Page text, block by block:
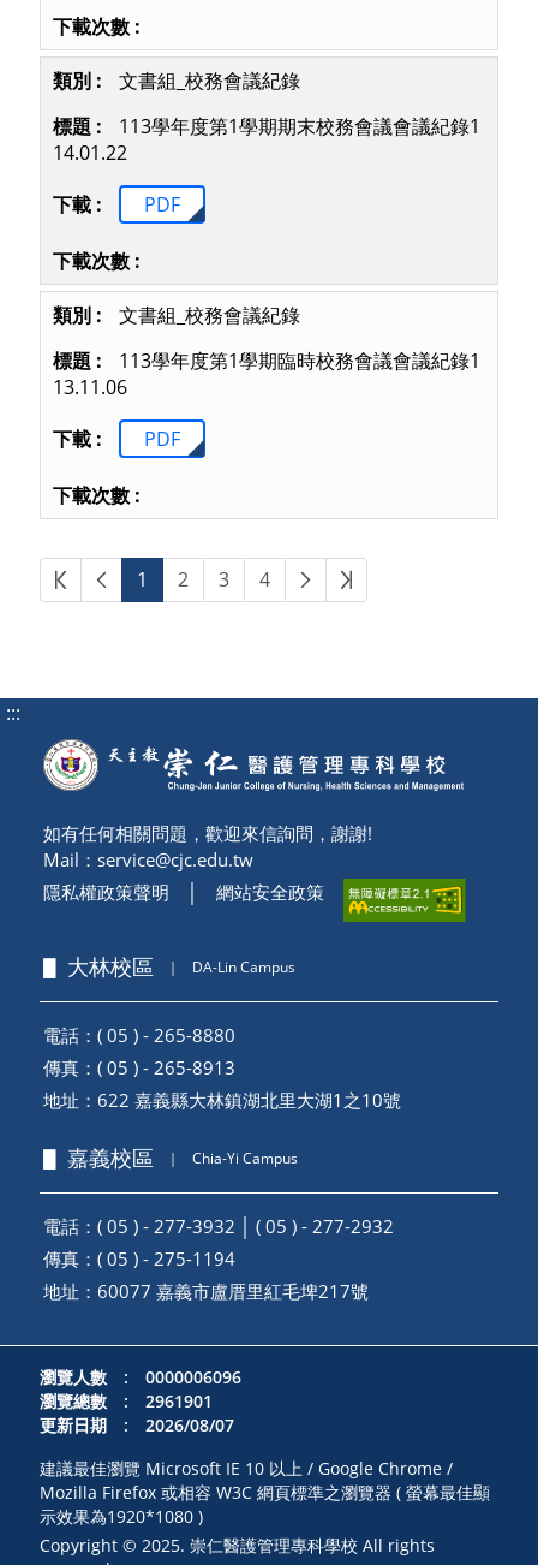
文書組_校務會議紀錄
113學年度第1學期期末校務會議會議紀錄1
14.01.22
PDF
文書組_校務會議紀錄
113學年度第1學期臨時校務會議會議紀錄1
13.11.06
PDF
第一頁上一頁
1 2 3 4 下一頁最後頁
:::
如有任何相關問題，歡迎來信詢問，謝謝!
Mail： service@cjc.edu.tw
隱私權政策聲明
網站安全政策
▋ 大林校區 ｜ DA-Lin Campus
電話：( 05 ) - 265-8880
傳真：( 05 ) - 265-8913
地址： 622 嘉義縣大林鎮湖北里大湖1之10號
▋ 嘉義校區 ｜ Chia-Yi Campus
電話：( 05 ) - 277-3932 │ ( 05 ) - 277-2932
傳真：( 05 ) - 275-1194
地址： 60077 嘉義市盧厝里紅毛埤217號
瀏覽人數 : 0000006096
瀏覽總數 : 2961901
更新日期 : 2026/08/07
建議最佳瀏覽 Microsoft IE 10 以上 / Google Chrome /
Mozilla Firefox 或相容 W3C 網頁標準之瀏覽器 ( 螢幕最佳顯
示效果為1920*1080 )
Copyright © 2025. 崇仁醫護管理專科學校 All rights